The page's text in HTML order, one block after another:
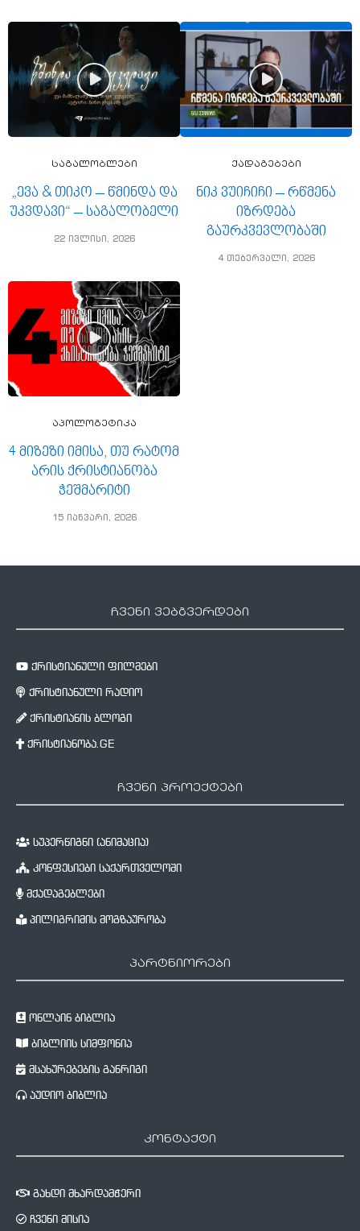
საგალობლები
„ევა & თიკო – წმინდა და
უკვდავი“ – საგალობელი
22 ივლისი, 2026
ქადაგებები
ნიკ ვუიჩიჩი – რწმენა
იზრდება
გაურკვევლობაში
4 თებერვალი, 2026
აპოლოგეტიკა
4 მიზეზი იმისა, თუ რატომ
არის ქრისტიანობა
ჭეშმარიტი
15 იანვარი, 2026
ჩვენი ვებგვერდები
ქრისტიანული ფილმები
ქრისტიანული რადიო
ქრისტიანის ბლოგი
ქრისტიანობა.GE
ჩვენი პროექტები
სუპერწიგნი (ანიმაცია)
კონფესიები საქართველოში
მქადაგებლები
პილიგრიმის მოგზაურობა
პარტნიორები
ონლაინ ბიბლია
ბიბლიის სიმფონია
მსახურებების განრიგი
აუდიო ბიბლია
კონტაქტი
გახდი მხარდამჭერი
ჩვენი მისია